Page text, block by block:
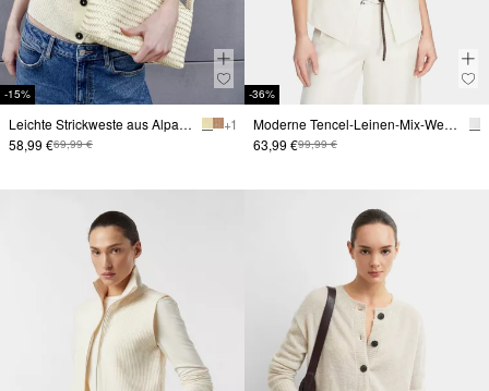
-15%
Leichte Strickweste aus Alpakamix
+ 1
58,99 €69,99 €
-36%
Moderne Tencel-Leinen-Mix-Weste mit verdeckter Knopfleiste
63,99 €99,99 €